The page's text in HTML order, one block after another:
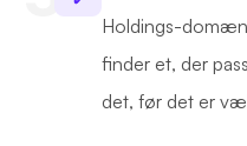
Holdings-
finder et, der
det, før det er